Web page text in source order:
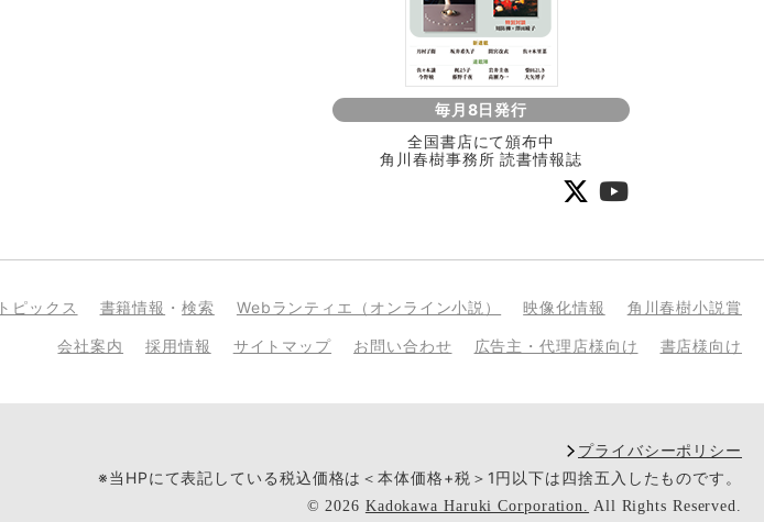
毎月8日発行
全国書店にて頒布中
角川春樹事務所 読書情報誌
トピックス 書籍情報 ・検索 Webランティエ（オンライン小説） 映像化情報 角川春樹小説賞
会社案内 採用情報 サイトマップ お問い合わせ 広告主・代理店様向け 書店様向け
プライバシーポリシー
※当HPにて表記している税込価格は＜本体価格+税＞1円以下は四捨五入したものです。
© 2026 Kadokawa Haruki Corporation. All Rights Reserved.